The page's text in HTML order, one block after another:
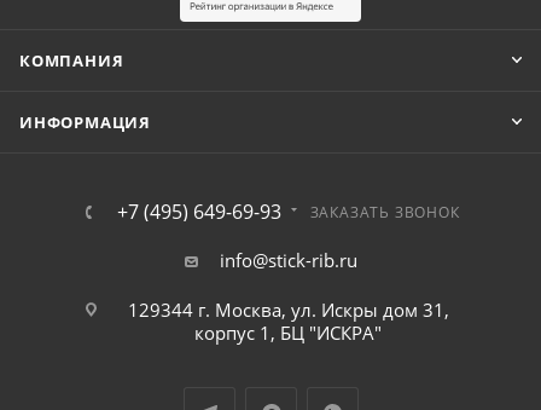
КОМПАНИЯ
ИНФОРМАЦИЯ
+7 (495) 649-69-93 ЗАКАЗАТЬ ЗВОНОК
info@stick-rib.ru
129344 г. Москва, ул. Искры дом 31,
корпус 1, БЦ "ИСКРА"